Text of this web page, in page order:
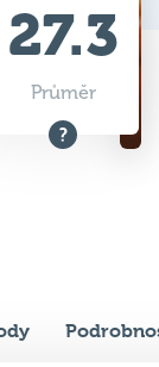
27.3
Průměr